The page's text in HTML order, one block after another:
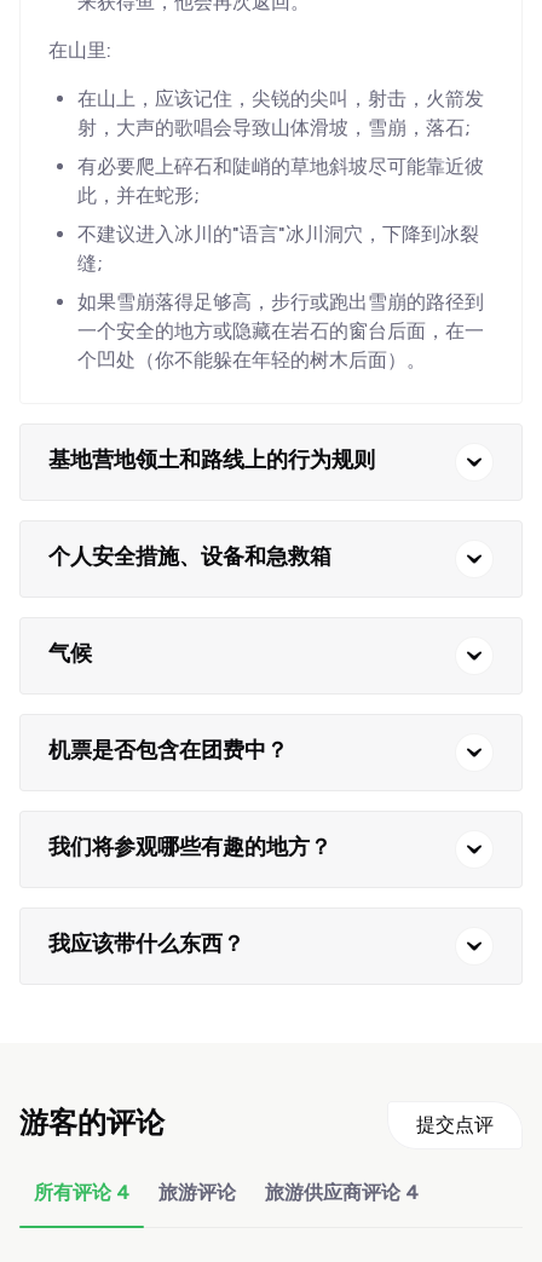
在山里:
在山上，应该记住，尖锐的尖叫，射击，火箭发
射，大声的歌唱会导致山体滑坡，雪崩，落石;
有必要爬上碎石和陡峭的草地斜坡尽可能靠近彼
此，并在蛇形;
不建议进入冰川的"语言"冰川洞穴，下降到冰裂
缝;
如果雪崩落得足够高，步行或跑出雪崩的路径到
一个安全的地方或隐藏在岩石的窗台后面，在一
个凹处（你不能躲在年轻的树木后面）。
基地营地领土和路线上的行为规则
个人安全措施、设备和急救箱
气候
机票是否包含在团费中？
我们将参观哪些有趣的地方？
我应该带什么东西？
游客的评论 提交点评
所有评论 4 旅游评论 旅游供应商评论 4